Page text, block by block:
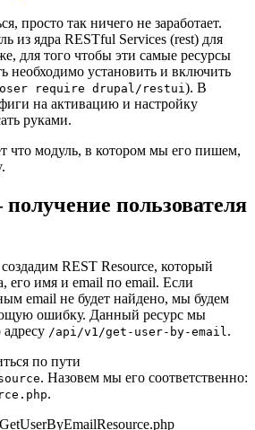
просто так ничего не заработает.
из ядра RESTful Services (rest) для
для того чтобы эти самые ресурсы
необходимо установить и включить
require drupal/restui ). В
на активацию и настройку
руками.
что модуль, в котором мы его пишем,
пользователя
REST Resource, который
его имя и email по email. Если
email не будет найдено, мы будем
ошибку. Данный ресурс мы
/api/v1/get-user-by-email.
по пути
. Назовем мы его соответственно:
.